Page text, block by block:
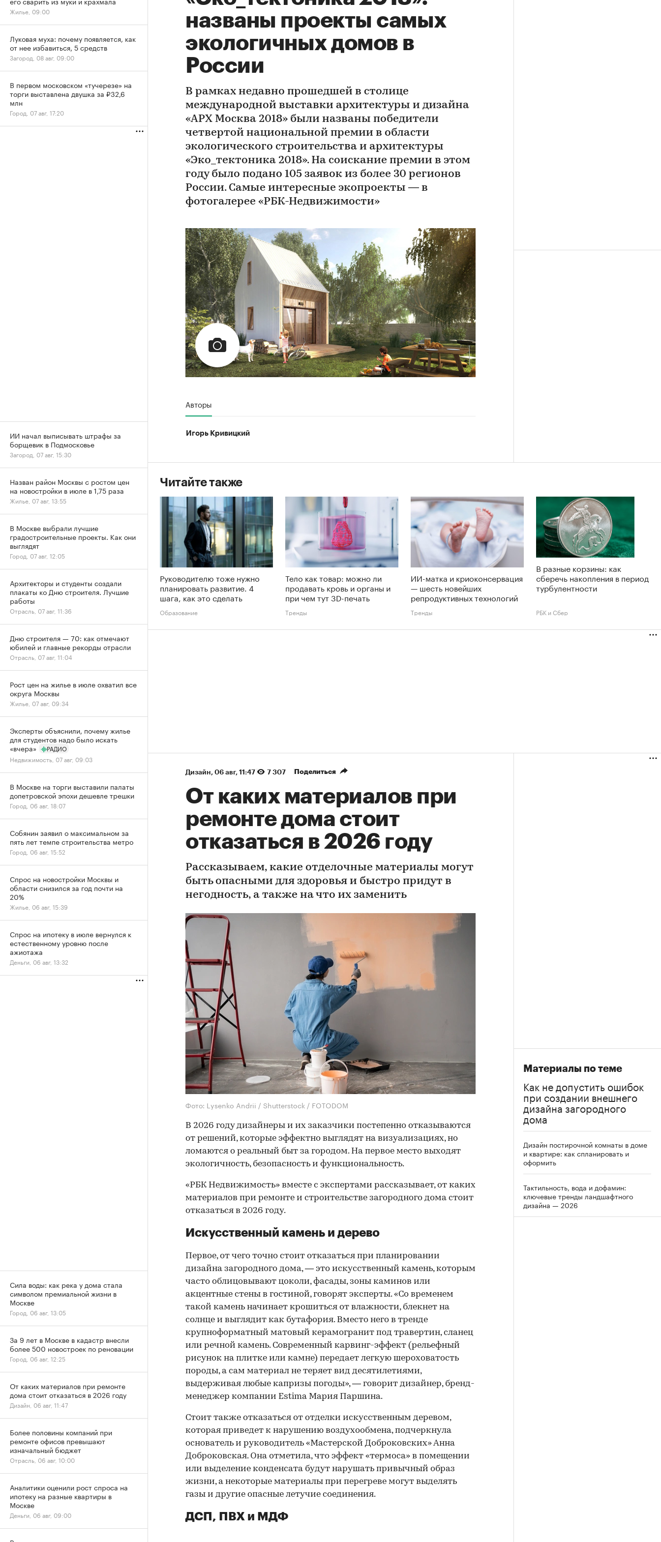
названы проекты самых
экологичных домов в
России
В рамках недавно прошедшей в столице
международной выставки архитектуры и дизайна
«АРХ Москва 2018» были названы победители
четвертой национальной премии в области
экологического строительства и архитектуры
«Эко_тектоника 2018». На соискание премии в этом
году было подано 105 заявок из более 30 регионов
России. Самые интересные экопроекты — в
фотогалерее «РБК-Недвижимости»
Авторы
Игорь Кривицкий
Читайте также
Руководителю тоже нужно
планировать развитие. 4
шага, как это сделать
Образование
Тело как товар: можно ли
продавать кровь и органы и
при чем тут 3D-печать
Тренды
ИИ-матка и криоконсервация
— шесть новейших
репродуктивных технологий
Тренды
В разные корзины: как
сберечь накопления в период
турбулентности
РБК и Сбер
Дизайн⁠, 06 авг, 11:47 7 307 Поделиться
От каких материалов при
ремонте дома стоит
отказаться в 2026 году
Рассказываем, какие отделочные материалы могут
быть опасными для здоровья и быстро придут в
негодность, а также на что их заменить
Фото: Lysenko Andrii / Shutterstock / FOTODOM
В 2026 году дизайнеры и их заказчики постепенно отказываются
от решений, которые эффектно выглядят на визуализациях, но
ломаются о реальный быт за городом. На первое место выходят
экологичность, безопасность и функциональность.
«РБК Недвижимость» вместе с экспертами рассказывает, от каких
материалов при ремонте и строительстве загородного дома стоит
отказаться в 2026 году.
Искусственный камень и дерево
00:00 / 00:00
Первое, от чего точно стоит отказаться при планировании
дизайна загородного дома, — это искусственный камень, которым
часто облицовывают цоколи, фасады, зоны каминов или
акцентные стены в гостиной, говорят эксперты. «Со временем
такой камень начинает крошиться от влажности, блекнет на
солнце и выглядит как бутафория. Вместо него в тренде
крупноформатный матовый керамогранит под травертин, сланец
или речной камень. Современный карвинг-эффект (рельефный
рисунок на плитке или камне) передает легкую шероховатость
породы, а сам материал не теряет вид десятилетиями,
выдерживая любые капризы погоды», — говорит дизайнер, бренд-
менеджер компании Estima Мария Паршина.
Стоит также отказаться от отделки искусственным деревом,
которая приведет к нарушению воздухообмена, подчеркнула
основатель и руководитель «Мастерской Доброковских» Анна
Доброковская. Она отметила, что эффект «термоса» в помещении
или выделение конденсата будут нарушать привычный образ
жизни, а некоторые материалы при перегреве могут выделять
газы и другие опасные летучие соединения.
ДСП, ПВХ и МДФ
Материалы по теме
Как не допустить ошибок
при создании внешнего
дизайна загородного
дома
Дизайн постирочной комнаты в доме
и квартире: как спланировать и
оформить
Тактильность, вода и дофамин:
ключевые тренды ландшафтного
дизайна — 2026
Жилье, 09:00
Луковая муха: почему появляется, как
от нее избавиться, 5 средств
Загород, 08 авг, 09:00
В первом московском «тучерезе» на
торги выставлена двушка за ₽32,6
млн
Город, 07 авг, 17:20
ИИ начал выписывать штрафы за
борщевик в Подмосковье
Загород, 07 авг, 15:30
Назван район Москвы с ростом цен
на новостройки в июле в 1,75 раза
Жилье, 07 авг, 13:55
В Москве выбрали лучшие
градостроительные проекты. Как они
выглядят
Город, 07 авг, 12:05
Архитекторы и студенты создали
плакаты ко Дню строителя. Лучшие
работы
Отрасль, 07 авг, 11:36
Дню строителя — 70: как отмечают
юбилей и главные рекорды отрасли
Отрасль, 07 авг, 11:04
Рост цен на жилье в июле охватил все
округа Москвы
Жилье, 07 авг, 09:34
Эксперты объяснили, почему жилье
для студентов надо было искать
«вчера»
РАДИО
Недвижимость, 07 авг, 09:03
В Москве на торги выставили палаты
допетровской эпохи дешевле трешки
Город, 06 авг, 18:07
Собянин заявил о максимальном за
пять лет темпе строительства метро
Город, 06 авг, 15:52
Спрос на новостройки Москвы и
области снизился за год почти на
20%
Жилье, 06 авг, 15:39
Спрос на ипотеку в июле вернулся к
естественному уровню после
ажиотажа
Деньги, 06 авг, 13:32
Сила воды: как река у дома стала
символом премиальной жизни в
Москве
Город, 06 авг, 13:05
За 9 лет в Москве в кадастр внесли
более 500 новостроек по реновации
Город, 06 авг, 12:25
От каких материалов при ремонте
дома стоит отказаться в 2026 году
Дизайн, 06 авг, 11:47
Более половины компаний при
ремонте офисов превышают
изначальный бюджет
Отрасль, 06 авг, 10:00
Аналитики оценили рост спроса на
ипотеку на разные квартиры в
Москве
Деньги, 06 авг, 09:00